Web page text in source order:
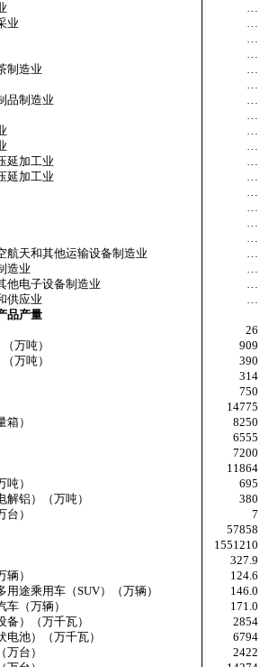
…
业
…
…
…
制造业
…
…
品制造业
…
…
…
…
延加工业
…
延加工业
…
…
…
…
…
天和其他运输设备制造业
…
造业
…
电子设备制造业
…
供应业
…
品产量
26
万吨）
909
万吨）
390
314
750
14775
）
8250
6555
7200
11864
）
695
铝）（万吨）
380
）
7
57858
1551210
327.9
）
124.6
乘用车（SUV）（万辆）
146.0
（万辆）
171.0
）（万千瓦）
2854
池）（万千瓦）
6794
台）
2422